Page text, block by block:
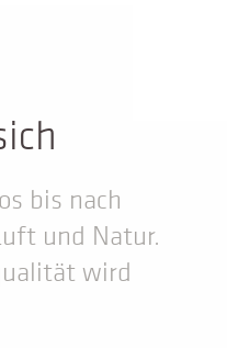
bis nach
und Natur.
wird